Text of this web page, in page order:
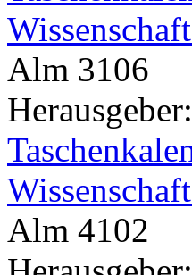
Alm 3106
Alm 4102